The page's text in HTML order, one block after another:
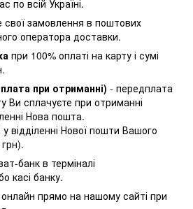
по всій Україні.
свої замовлення в поштових
оператора доставки.
при 100% оплаті на карту і сумі
при отриманні) - передплата
Ви сплачуєте при отриманні
Нова пошта.
у відділенні Нової пошти Вашого
банк в терміналі
касі банку.
прямо на нашому сайті при